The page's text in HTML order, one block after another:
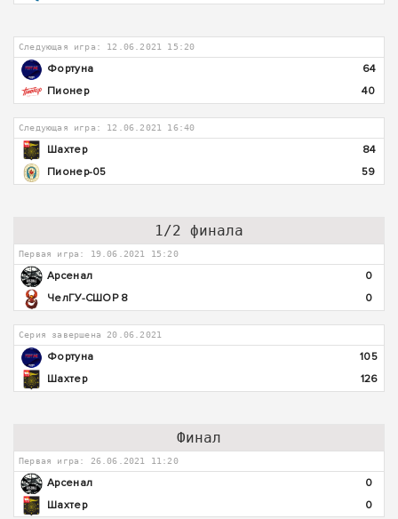
Следующая игра: 12.06.2021 15:20
Фортуна
64
Пионер
40
Следующая игра: 12.06.2021 16:40
Шахтер
84
Пионер-05
59
1/2 финала
Первая игра: 19.06.2021 15:20
Арсенал
0
ЧелГУ-СШОР 8
0
Серия завершена 20.06.2021
Фортуна
105
Шахтер
126
Финал
Первая игра: 26.06.2021 11:20
Арсенал
0
Шахтер
0